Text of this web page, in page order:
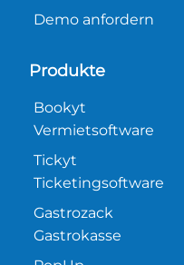
Demo anfordern
Produkte
Bookyt
Vermietsoftware
Tickyt
Ticketingsoftware
Gastrozack
Gastrokasse